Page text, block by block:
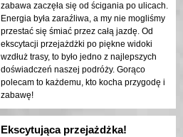
zabawa zaczęła się od ścigania po ulicach.
Energia była zaraźliwa, a my nie mogliśmy
przestać się śmiać przez całą jazdę. Od
ekscytacji przejażdżki po piękne widoki
wzdłuż trasy, to było jedno z najlepszych
doświadczeń naszej podróży. Gorąco
polecam to każdemu, kto kocha przygodę i
zabawę!
Ekscytująca przejażdżka!